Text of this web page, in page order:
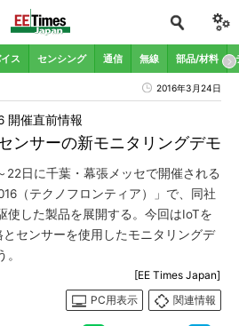
ス センシング 通信 無線 部品/材料
2016年3月24日
ンサーの新モニタリングデモ
開催直前情報
22日に千葉・幕張メッセで開催される
（テクノフロンティア）」で、同社
使した製品を展開する。今回はIoTを
センサーを使用したモニタリングデ
[EE Times Japan]
PC用表示
関連情報